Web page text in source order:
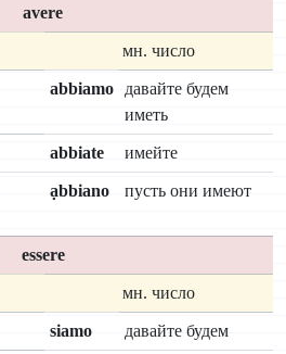
avere
мн. число
abbiamo
давайте будем
иметь
abbiate имейте
ạbbiano пусть они имеют
essere
мн. число
siamo давайте будем